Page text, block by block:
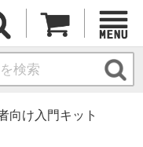
向け入門キット